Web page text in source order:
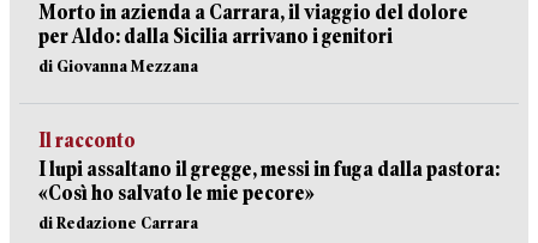
Morto in azienda a Carrara, il viaggio del dolore
per Aldo: dalla Sicilia arrivano i genitori
di Giovanna Mezzana
Il racconto
I lupi assaltano il gregge, messi in fuga dalla pastora:
«Così ho salvato le mie pecore»
di Redazione Carrara